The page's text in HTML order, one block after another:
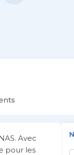
Avec
pour les